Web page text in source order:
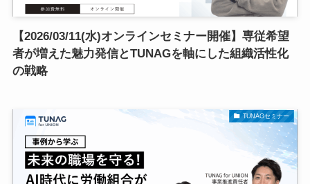
【2026/03/11(水)オンラインセミナー開催】専従希望
者が増えた魅力発信とTUNAGを軸にした組織活性化
の戦略
TUNAGセミナー